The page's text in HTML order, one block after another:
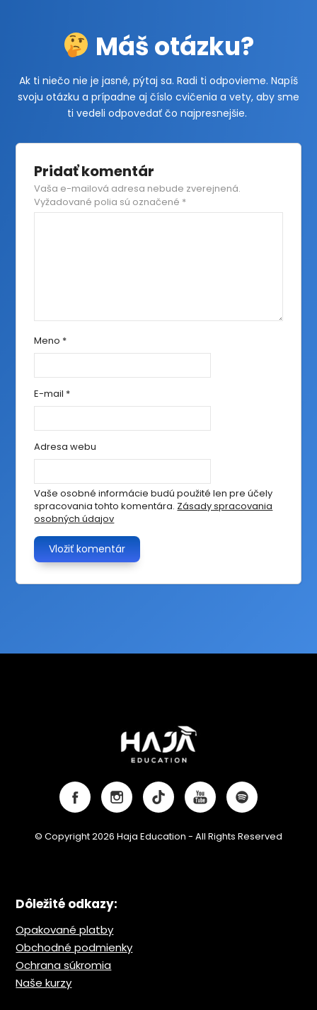
Máš otázku?
Ak ti niečo nie je jasné, pýtaj sa. Radi ti odpovieme. Napíš
svoju otázku a prípadne aj číslo cvičenia a vety, aby sme
ti vedeli odpovedať čo najpresnejšie.
Pridať komentár
Vaša e-mailová adresa nebude zverejnená.
Vyžadované polia sú označené *
Meno *
E-mail *
Adresa webu
Vaše osobné informácie budú použité len pre účely
spracovania tohto komentára. Zásady spracovania
osobných údajov
© Copyright 2026 Haja Education - All Rights Reserved
Dôležité odkazy:
Opakované platby
Obchodné podmienky
Ochrana súkromia
Naše kurzy